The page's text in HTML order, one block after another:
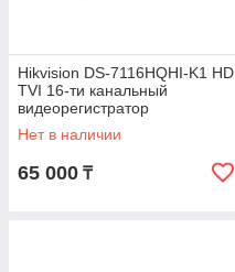
Hikvision DS-7116HQHI-K1 HD
TVI 16-ти канальный
видеорегистратор
Нет в наличии
65 000 ₸